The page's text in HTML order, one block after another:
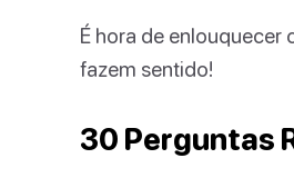
É hora de enlouquecer
fazem sentido!
30 Perguntas